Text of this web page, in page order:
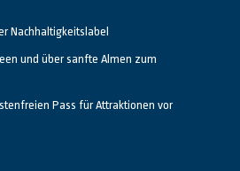
Nachhaltigkeitslabel
und über sanfte Almen zum
Pass für Attraktionen vor